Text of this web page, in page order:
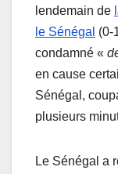
lendemain de
le Sénégal (0-
condamné «
en cause
Sénégal,
plusieurs
Le Sénégal a